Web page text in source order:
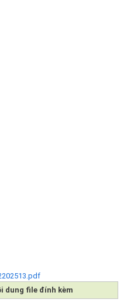
dung file đính kèm